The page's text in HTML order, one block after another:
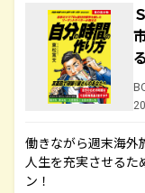
働きながら週末海外
人生を充実させるた
ン！